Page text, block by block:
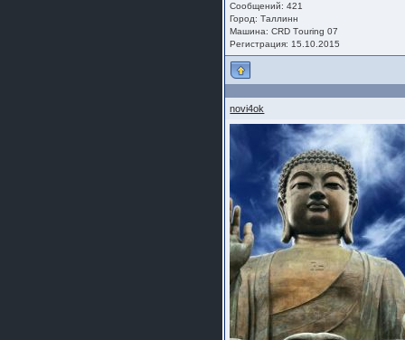
Сообщений: 421
Город: Таллинн
Машина: СRD Тouring 07
Регистрация: 15.10.2015
novi4ok